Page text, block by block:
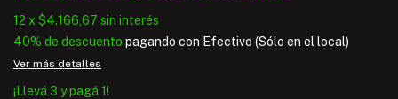
12 x $4.166,67 sin interés
40% de descuento pagando con Efectivo (Sólo en el local)
Ver más detalles
¡Llevá 3 y pagá 1!